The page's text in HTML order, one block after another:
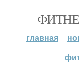
главная